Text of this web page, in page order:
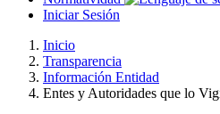
Iniciar Sesión
Inicio
Transparencia
Información Entidad
Entes y Autoridades que lo